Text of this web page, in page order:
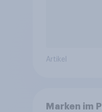
Artikel
Marken im